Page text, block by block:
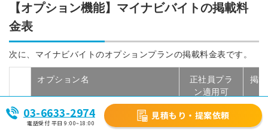
【オプション機能】マイナビバイトの掲載料
金表
次に、マイナビバイトのオプションプランの掲載料金表です。
オプション名
正社員プラ
ン適用可
掲
マ
Extraバナー ● 1
03-6633-2974
電話受付 平日 9:00~18:00
見積もり・提案依頼